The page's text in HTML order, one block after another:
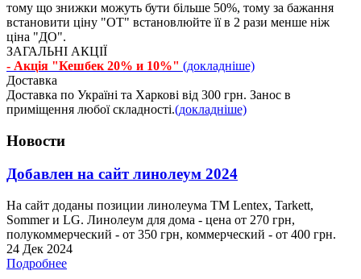
тому що знижки можуть бути більше 50%, тому за бажання
встановити ціну "ОТ" встановлюйте її в 2 рази менше ніж
ціна "ДО".
ЗАГАЛЬНІ АКЦІЇ
- Акція "Кешбек 20% и 10%" (докладніше)
Доставка
Доставка по Україні та Харкові від 300 грн. Занос в
приміщення любої складності.(докладніше)
Новости
Добавлен на сайт линолеум 2024
На сайт доданы позиции линолеума ТМ Lentex, Tarkett,
Sommer и LG. Линолеум для дома - цена от 270 грн,
полукоммерческий - от 350 грн, коммерческий - от 400 грн.
24 Дек 2024
Подробнее